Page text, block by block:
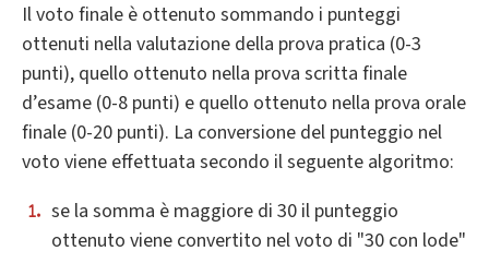
Il voto finale è ottenuto sommando i punteggi
ottenuti nella valutazione della prova pratica (0-3
punti), quello ottenuto nella prova scritta finale
d’esame (0-8 punti) e quello ottenuto nella prova orale
finale (0-20 punti). La conversione del punteggio nel
voto viene effettuata secondo il seguente algoritmo:
se la somma è maggiore di 30 il punteggio
ottenuto viene convertito nel voto di "30 con lode"